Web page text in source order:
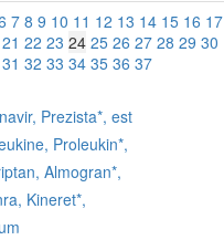
7 8 9 10 11 12 13 14 15 16 17
21 22 23 24 25 26 27 28 29 30
31 32 33 34 35 36 37
Prezista*, est
Proleukin*,
Almogran*,
Kineret*,